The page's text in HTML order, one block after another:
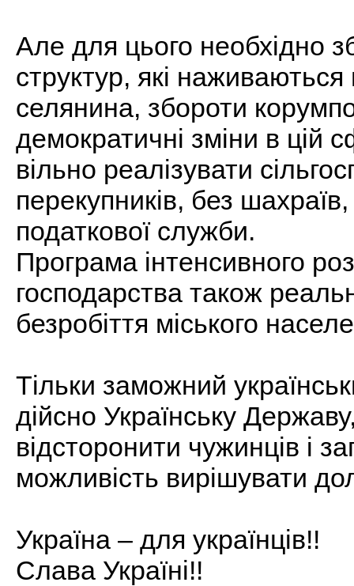
Але для цього необхідно
структур, які наживаються
селянина, збороти
демократичні зміни в цій
вільно реалізувати
перекупників, без
податкової служби.
Програма інтенсивного
господарства також
безробіття міського
Тільки заможний
дійсно Українську
відсторонити чужинців і
можливість вирішувати
Україна – для українців!!
Слава Україні!!